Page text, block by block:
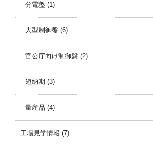
分電盤 (1)
大型制御盤 (6)
官公庁向け制御盤 (2)
短納期 (3)
量産品 (4)
工場見学情報 (7)